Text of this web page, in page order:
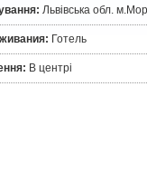
Львівська обл.
Готель
В центрі